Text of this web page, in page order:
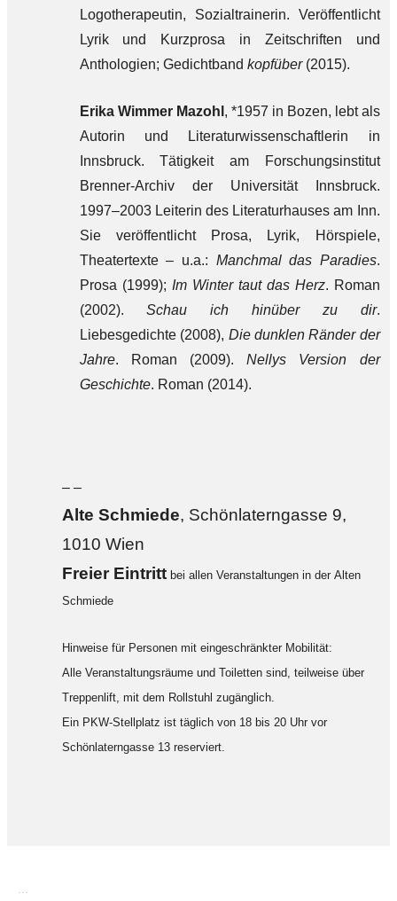
Logotherapeutin, Sozialtrainerin. Veröffentlicht
Lyrik und Kurzprosa in Zeitschriften und
Anthologien; Gedichtband kopfüber(2015).
Erika Wimmer Mazohl , *1957 in Bozen, lebt als
Autorin und Literaturwissenschaftlerin in
Innsbruck. Tätigkeit am Forschungsinstitut
Brenner-Archiv der Universität Innsbruck.
1997–2003 Leiterin des Literaturhauses am Inn.
Sie veröffentlicht Prosa, Lyrik, Hörspiele,
Theatertexte – u.a.: Manchmal das Paradies.
Prosa (1999); Im Winter taut das Herz. Roman
(2002). Schau ich hinüber zu dir.
Liebesgedichte (2008), Die dunklen Ränder der
Jahre. Roman (2009). Nellys Version der
Geschichte. Roman (2014).
– –
Alte Schmiede, Schönlaterngasse 9,
1010 Wien
Freier Eintritt bei allen Veranstaltungen in der Alten
Schmiede
Hinweise für Personen mit eingeschränkter Mobilität:
Alle Veranstaltungsräume und Toiletten sind, teilweise über
Treppenlift, mit dem Rollstuhl zugänglich.
Ein PKW-Stellplatz ist täglich von 18 bis 20 Uhr vor
Schönlaterngasse 13 reserviert.